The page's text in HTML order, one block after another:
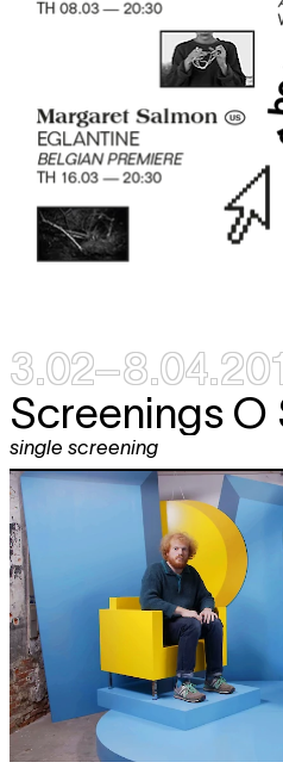
Screenings O
single screening